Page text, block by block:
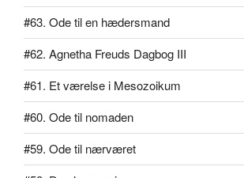
#63. Ode til en hædersmand
#62. Agnetha Freuds Dagbog III
#61. Et værelse i Mesozoikum
#60. Ode til nomaden
#59. Ode til nærværet